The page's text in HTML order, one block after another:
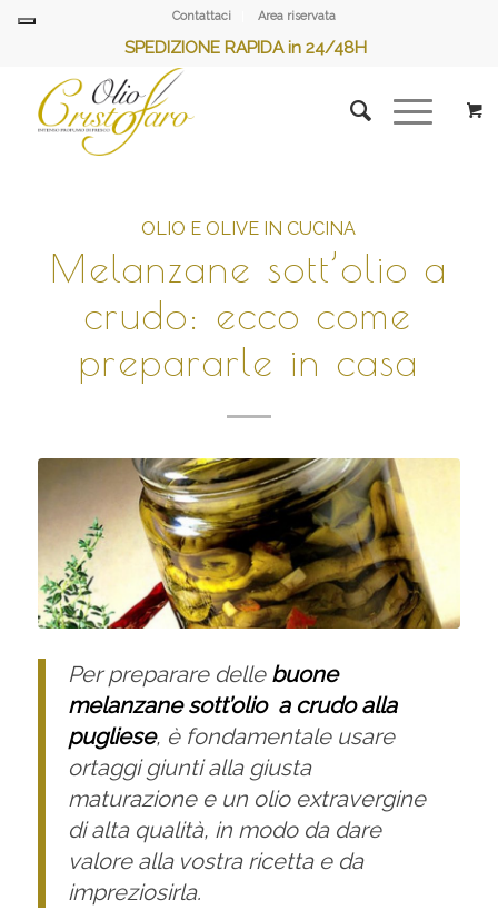
Contattaci Area riservata
SPEDIZIONE RAPIDA in 24/48H
OLIO E OLIVE IN CUCINA
Melanzane sott’olio a
crudo: ecco come
prepararle in casa
Per preparare delle buone
melanzane sott’olio a crudo alla
pugliese, è fondamentale usare
ortaggi giunti alla giusta
maturazione e un olio extravergine
di alta qualità, in modo da dare
valore alla vostra ricetta e da
impreziosirla.